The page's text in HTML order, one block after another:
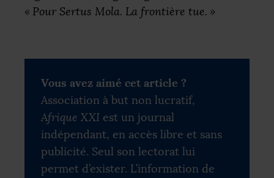
« Pour Sertus Mola. La frontière tue. »
Vous avez aimé cet article ?
Association à but non lucratif,
Afrique XXI est un journal
indépendant, en accès libre et sans
publicité. Seul son lectorat lui
permet d’exister. L’information de